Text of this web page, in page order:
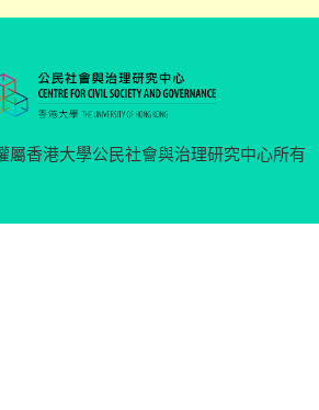
屬香港大學公民社會與治理研究中心所有